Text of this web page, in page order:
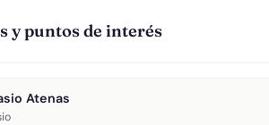
y puntos de interés
Atenas